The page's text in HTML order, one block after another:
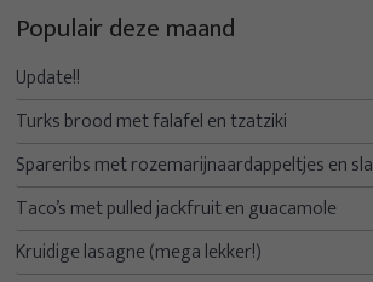
Populair deze maand
Update!!
Turks brood met falafel en tzatziki
Spareribs met rozemarijnaardappeltjes en sla
Taco’s met pulled jackfruit en guacamole
Kruidige lasagne (mega lekker!)